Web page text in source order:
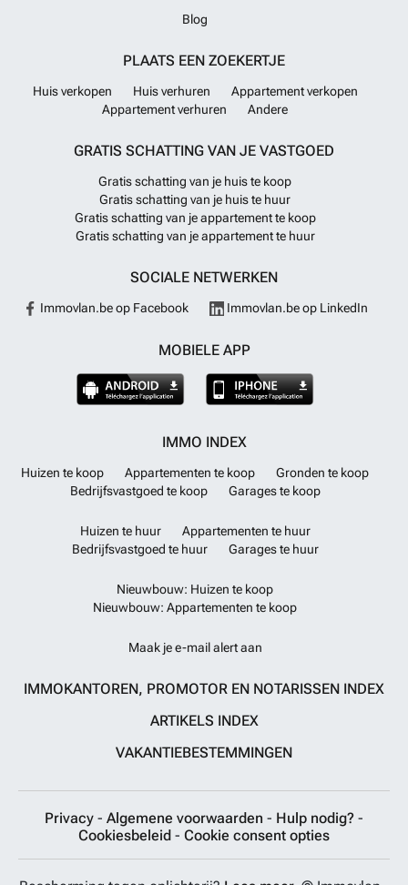
Blog
PLAATS EEN ZOEKERTJE
Huis verkopen Huis verhuren
Appartement verkopen
Appartement verhuren
Andere
GRATIS SCHATTING VAN JE VASTGOED
Gratis schatting van je huis te koop
Gratis schatting van je huis te huur
Gratis schatting van je appartement te koop
Gratis schatting van je appartement te huur
SOCIALE NETWERKEN
Immovlan.be op Facebook Immovlan.be op LinkedIn
MOBIELE APP
IMMO INDEX
Huizen te koop Appartementen te koop
Gronden te koop
Bedrijfsvastgoed te koop
Garages te koop
Huizen te huur
Appartementen te huur
Bedrijfsvastgoed te huur
Garages te huur
Nieuwbouw: Huizen te koop
Nieuwbouw: Appartementen te koop
Maak je e-mail alert aan
IMMOKANTOREN, PROMOTOR EN NOTARISSEN INDEX
ARTIKELS INDEX
VAKANTIEBESTEMMINGEN
Privacy - Algemene voorwaarden - Hulp nodig? -
Cookiesbeleid - Cookie consent opties